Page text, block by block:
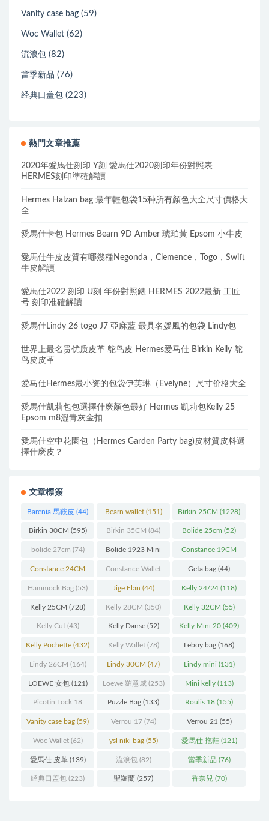
Vanity case bag (59)
Woc Wallet (62)
流浪包 (82)
當季新品 (76)
经典口盖包 (223)
熱門文章推薦
2020年愛馬仕刻印 Y刻 愛馬仕2020刻印年份對照表
HERMES刻印準確解讀
Hermes Halzan bag 最年輕包袋15种所有顏色大全尺寸價格大
全
愛馬仕卡包 Hermes Bearn 9D Amber 琥珀黃 Epsom 小牛皮
愛馬仕牛皮皮質有哪幾種Negonda，Clemence，Togo，Swift
牛皮解讀
愛馬仕2022 刻印 U刻 年份對照錶 HERMES 2022最新 工匠
号 刻印准確解讀
愛馬仕Lindy 26 togo J7 亞麻藍 最具名媛風的包袋 Lindy包
世界上最名贵优质皮革 鸵鸟皮 Hermes爱马仕 Birkin Kelly 鸵
鸟皮皮革
爱马仕Hermes最小资的包袋伊芙琳（Evelyne）尺寸价格大全
愛馬仕凱莉包包選擇什麽顏色最好 Hermes 凱莉包Kelly 25
Epsom m8瀝青灰金扣
愛馬仕空中花園包（Hermes Garden Party bag)皮材質皮料選
擇什麽皮？
文章標簽
Barenia 馬鞍皮 (44) Bearn wallet(151) Birkin 25CM (1228)
Birkin 30CM (595) Birkin 35CM (84) Bolide 25cm (52)
bolide 27cm (74) Bolide 1923 Mini
(93)
Constance 19CM
(571)
Constance 24CM
(216)
Constance Wallet
(60)
Geta bag (44)
Hammock Bag (53) Jige Elan (44) Kelly 24/24 (118)
Kelly 25CM (728) Kelly 28CM (350) Kelly 32CM (55)
Kelly Cut(43) Kelly Danse(52) Kelly Mini 20 (409)
Kelly Pochette (432) Kelly Wallet(78) Leboy bag (168)
Lindy 26CM (164) Lindy 30CM (47) Lindy mini (131)
LOEWE 女包(121) Loewe 羅意威(253) Mini kelly(113)
Picotin Lock 18
(202)
Puzzle Bag (133) Roulis 18 (155)
Vanity case bag (59) Verrou 17(74) Verrou 21 (55)
Woc Wallet(62) ysl niki bag(55) 愛馬仕 拖鞋(121)
愛馬仕 皮革(139) 流浪包(82) 當季新品 (76)
经典口盖包 (223) 聖羅蘭 (257) 香奈兒(70)